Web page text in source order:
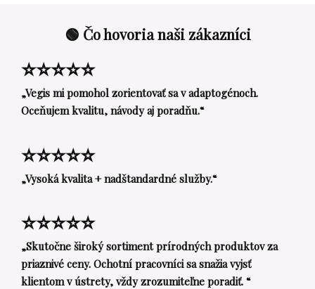
🟢 Čo hovoria naši zákazníci
⭐⭐⭐⭐⭐
„Vegis mi pomohol zorientovať sa v adaptogénoch.
Oceňujem kvalitu, návody aj poradňu.“
⭐⭐⭐⭐⭐
„Vysoká kvalita + nadštandardné služby.“
⭐⭐⭐⭐⭐
„Skutočne široký sortiment prírodných produktov za
priaznivé ceny. Ochotní pracovníci sa snažia vyjsť
klientom v ústrety, vždy zrozumiteľne poradiť. “